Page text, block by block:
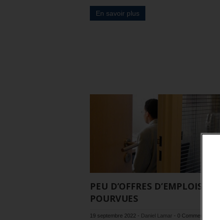
En savoir plus
PEU D’OFFRES D’EMPLOIS NON
POURVUES
19 septembre 2022 - Daniel Lamar - 0 Commentaire